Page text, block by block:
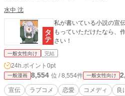
水中 沈
私が書いている小説の宣伝漫画を
もっていただけたなら、
さい！
一般女性向け 完結
24h.ポイント 0pt
一般漫画 8,554 位 / 8,554件 一般女性向け
宣伝 ラブコメ 恋愛 コメディ 良